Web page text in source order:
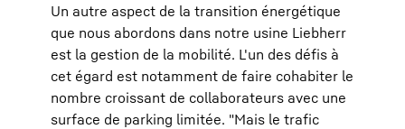
Un autre aspect de la transition énergétique
que nous abordons dans notre usine Liebherr
est la gestion de la mobilité. L'un des défis à
cet égard est notamment de faire cohabiter le
nombre croissant de collaborateurs avec une
surface de parking limitée. "Mais le trafic